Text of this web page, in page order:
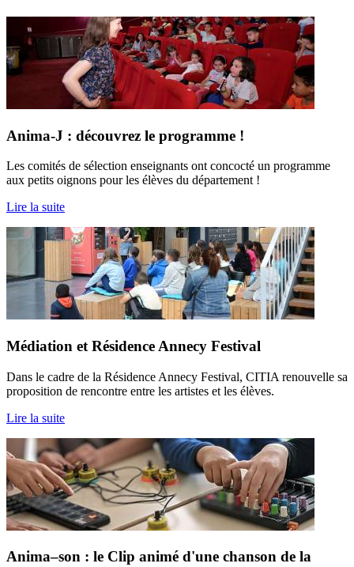
Anima-J : découvrez le programme !
Les comités de sélection enseignants ont concocté un programme
aux petits oignons pour les élèves du département !
Lire la suite
Médiation et Résidence Annecy Festival
Dans le cadre de la Résidence Annecy Festival, CITIA renouvelle sa
proposition de rencontre entre les artistes et les élèves.
Lire la suite
Anima–son : le Clip animé d'une chanson de la